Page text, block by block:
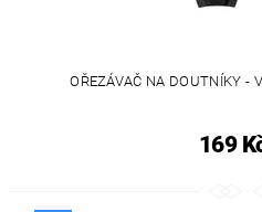
OŘEZÁVAČ NA DOUTNÍKY -
169